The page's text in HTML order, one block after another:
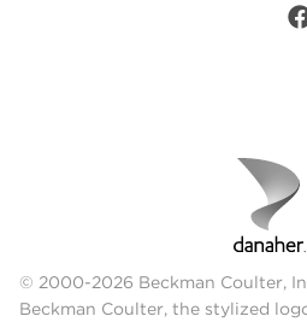
© 2000-2026 Beckman Coulter,
Beckman Coulter, the stylized